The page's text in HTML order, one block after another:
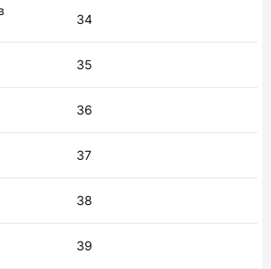
34
35
36
37
38
39